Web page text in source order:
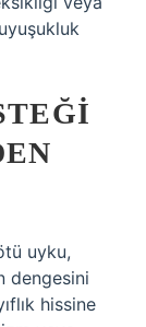
uyku,
dengesini
hissine